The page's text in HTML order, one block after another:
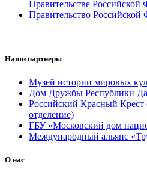
Правительстве Российской
Правительство Российской
Наши партнеры
Музей истории мировых
Дом Дружбы Республики
Российский Красный Крест
отделение)
ГБУ «Московский дом
Международный альянс
О нас